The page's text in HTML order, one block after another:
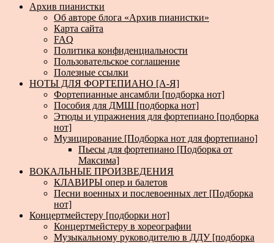
Архив пианистки
Об авторе блога «Архив пианистки»
Карта сайта
FAQ
Политика конфиденциальности
Пользовательское соглашение
Полезные ссылки
НОТЫ ДЛЯ ФОРТЕПИАНО [А-Я]
Фортепианные ансамбли [подборка нот]
Пособия для ДМШ [подборка нот]
Этюды и упражнения для фортепиано [подборка
нот]
Музицирование [Подборка нот для фортепиано]
Пьесы для фортепиано [Подборка от
Максима]
ВОКАЛЬНЫЕ ПРОИЗВЕДЕНИЯ
КЛАВИРЫ опер и балетов
Песни военных и послевоенных лет [Подборка
нот]
Концертмейстеру [подборки нот]
Концертмейстеру в хореографии
Музыкальному руководителю в ДДУ [подборка